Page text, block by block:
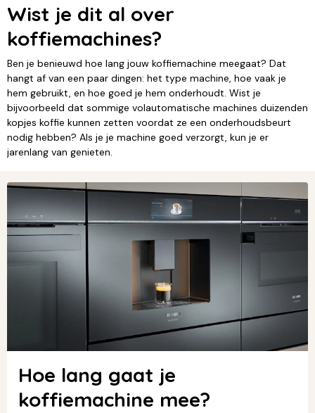
Wist je dit al over
koffiemachines?
Ben je benieuwd hoe lang jouw koffiemachine meegaat? Dat
hangt af van een paar dingen: het type machine, hoe vaak je
hem gebruikt, en hoe goed je hem onderhoudt. Wist je
bijvoorbeeld dat sommige volautomatische machines duizenden
kopjes koffie kunnen zetten voordat ze een onderhoudsbeurt
nodig hebben? Als je je machine goed verzorgt, kun je er
jarenlang van genieten.
Hoe lang gaat je
koffiemachine mee?